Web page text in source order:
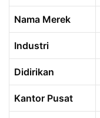
Nama Merek
Industri
Didirikan
Kantor Pusat